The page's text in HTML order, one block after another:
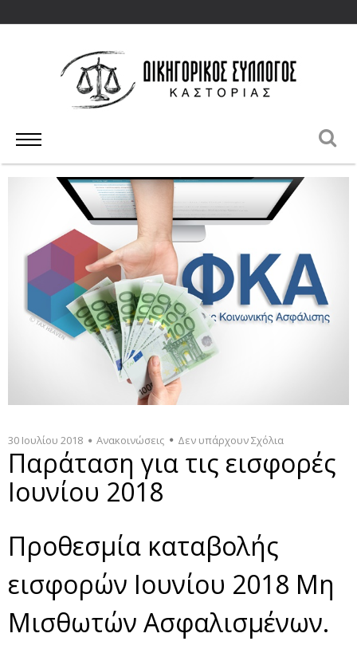
30 Ιουλίου 2018 Ανακοινώσεις Δεν υπάρχουν Σχόλια
Παράταση για τις εισφορές
Ιουνίου 2018
Προθεσμία καταβολής
εισφορών Ιουνίου 2018 Μη
Μισθωτών Ασφαλισμένων.